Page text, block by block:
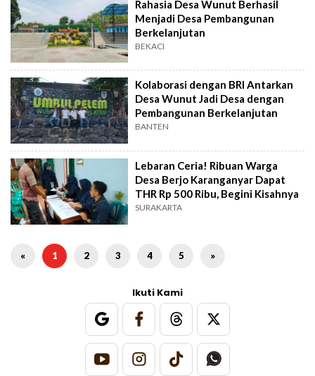
Rahasia Desa Wunut Berhasil
Menjadi Desa Pembangunan
Berkelanjutan
BEKACI
Kolaborasi dengan BRI Antarkan
Desa Wunut Jadi Desa dengan
Pembangunan Berkelanjutan
BANTEN
Lebaran Ceria! Ribuan Warga
Desa Berjo Karanganyar Dapat
THR Rp 500 Ribu, Begini Kisahnya
SURAKARTA
« 1 2 3 4 5 »
Ikuti Kami